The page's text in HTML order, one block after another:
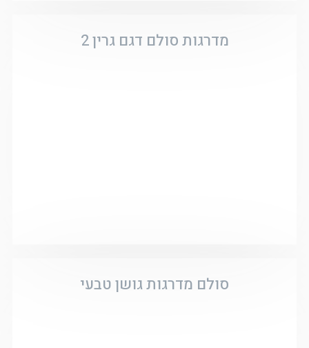
מדרגות סולם דגם גרין 2
סולם מדרגות גושן טבעי